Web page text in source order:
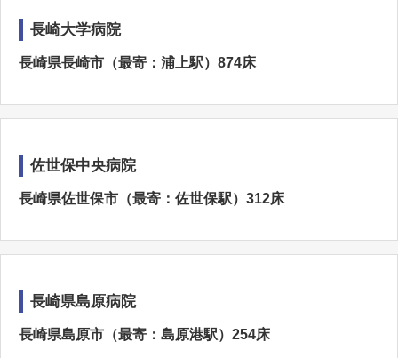
長崎大学病院
長崎県長崎市（最寄：浦上駅）874床
佐世保中央病院
長崎県佐世保市（最寄：佐世保駅）312床
長崎県島原病院
長崎県島原市（最寄：島原港駅）254床